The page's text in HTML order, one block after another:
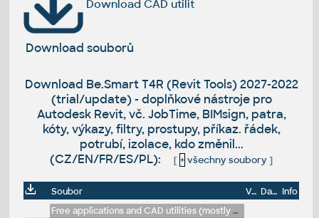
Download CAD utilit
Download souborů
Download Be.Smart T4R (Revit Tools) 2027-2022
(trial/update) - doplňkové nástroje pro
Autodesk Revit, vč. JobTime, BIMsign, patra,
kóty, výkazy, filtry, prostupy, příkaz. řádek,
potrubí, izolace, kdo změnil...
(CZ/EN/FR/ES/PL):
[ + všechny soubory]
Soubor Velikost Datum Info
Free applications and CAD utilities (mostly our freeware & trials)